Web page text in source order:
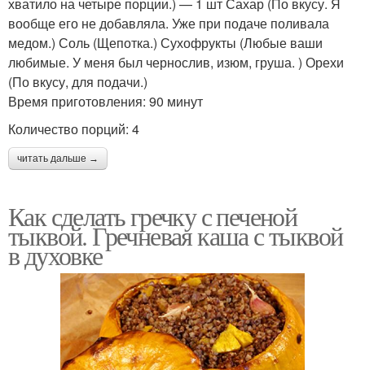
вообще его не добавляла. Уже при подаче поливала
медом.) Соль (Щепотка.) Сухофрукты (Любые ваши
любимые. У меня был чернослив, изюм, груша. ) Орехи
(По вкусу, для подачи.)
Время приготовления: 90 минут
Количество порций: 4
читать дальше →
Как сделать гречку с печеной
тыквой. Гречневая каша с тыквой
в духовке